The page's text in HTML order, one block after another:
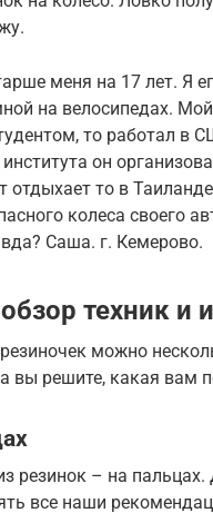
меня на 17 лет. Я
на велосипедах.
то работал в
он
то в
колеса своего
Саша. г. Кемерово.
техник и
можно
вы решите, какая вам
резинок – на
все наши